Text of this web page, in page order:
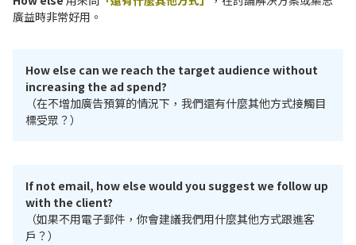
廣益時非常好用。
How else can we reach the target audience without
increasing the ad spend?
（在不增加廣告預算的情況下，我們還有什麼其他方式接觸目
標受眾？）
If not email, how else would you suggest we follow up
with the client?
（如果不用電子郵件，你會建議我們用什麼其他方式跟進客
戶？）